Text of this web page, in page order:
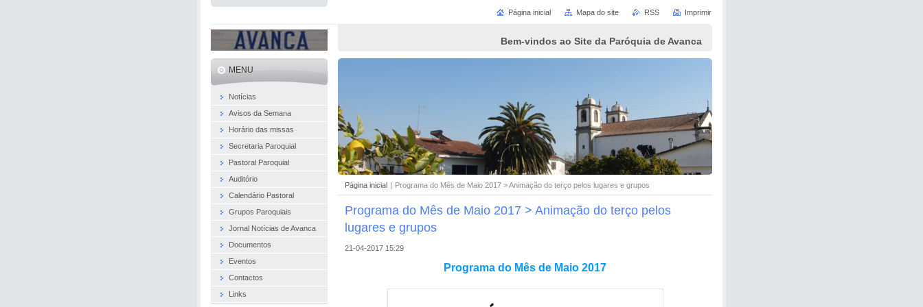
Bem-vindos ao Site da Paróquia de Avanca
Página inicial | Programa do Mês de Maio 2017 > Animação do terço pelos lugares e grupos
Programa do Mês de Maio 2017 > Animação do terço pelos
lugares e grupos
21-04-2017 15:29
Programa do Mês de Maio 2017
MENU
Notícias
Avisos da Semana
Horário das missas
Secretaria Paroquial
Pastoral Paroquial
Auditório
Calendário Pastoral
Grupos Paroquiais
Jornal Notícias de Avanca
Documentos
Eventos
Contactos
Links
Página inicial Mapa do site RSS Imprimir